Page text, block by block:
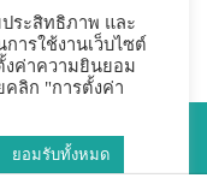
ประสิทธิภาพ และ
ารใช้งานเว็บไซต์
ค่าความยินยอม
คลิก "การตั้งค่า
ยอมรับทั้งหมด